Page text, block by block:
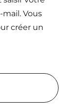
Vous
créer un